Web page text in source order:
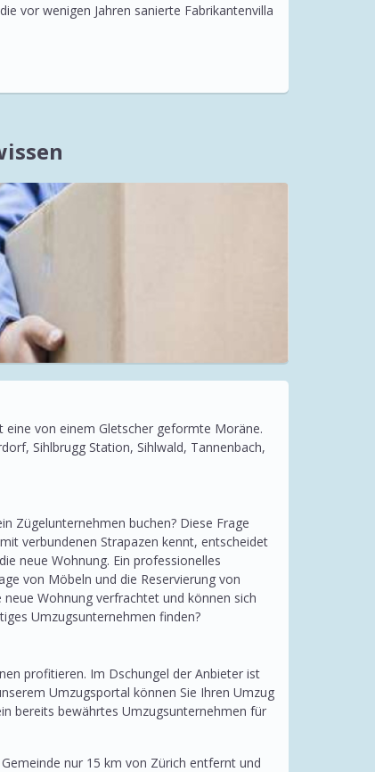
vor wenigen Jahren sanierte Fabrikantenvilla
von einem Gletscher geformte Moräne.
Sihlbrugg Station, Sihlwald, Tannenbach,
Zügelunternehmen buchen? Diese Frage
verbundenen Strapazen kennt, entscheidet
neue Wohnung. Ein professionelles
von Möbeln und die Reservierung von
Wohnung verfrachtet und können sich
Umzugsunternehmen finden?
profitieren. Im Dschungel der Anbieter ist
Umzugsportal können Sie Ihren Umzug
bereits bewährtes Umzugsunternehmen für
nur 15 km von Zürich entfernt und